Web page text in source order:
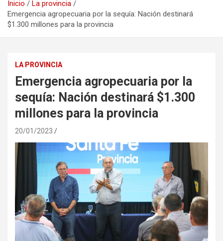
Inicio
La provincia
Emergencia agropecuaria por la sequía: Nación destinará
$1.300 millones para la provincia
LA PROVINCIA
Emergencia agropecuaria por la
sequía: Nación destinará $1.300
millones para la provincia
20/01/2023